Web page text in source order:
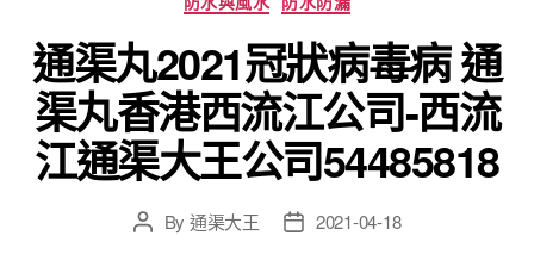
通渠丸2021冠狀病毒病 通
渠丸香港西流江公司-西流
江通渠大王公司54485818
PostBy 通渠大王
Post2021-04-18